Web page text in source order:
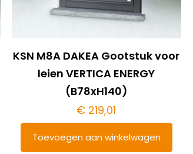
KSN M8A DAKEA Gootstuk voor
leien VERTICA ENERGY
(B78xH140)
€ 219,01
Toevoegen aan winkelwagen